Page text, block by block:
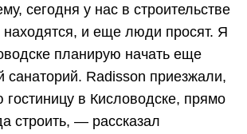
сегодня у нас в строительстве
находятся, и еще люди просят. Я
планирую начать еще
санаторий. Radisson приезжали,
гостиницу в Кисловодске, прямо
строить, — рассказал